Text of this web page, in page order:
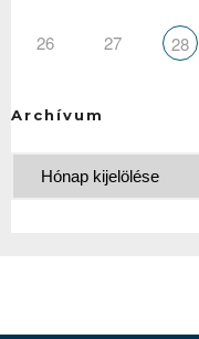
26 27 28
Archívum